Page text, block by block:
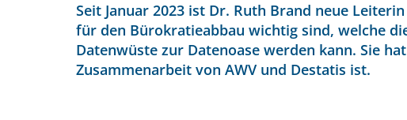
Seit Januar 2023 ist Dr. Ruth Brand neue
für den Bürokratieabbau wichtig sind, welche
Datenwüste zur Datenoase werden kann. Sie
Zusammenarbeit von AWV und Destatis ist.